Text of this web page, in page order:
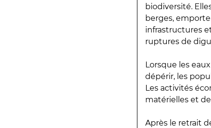
biodiversité.
berges,
infrastructures
ruptures de
Lorsque les
dépérir, les
Les activités
matérielles et
Après le retrait